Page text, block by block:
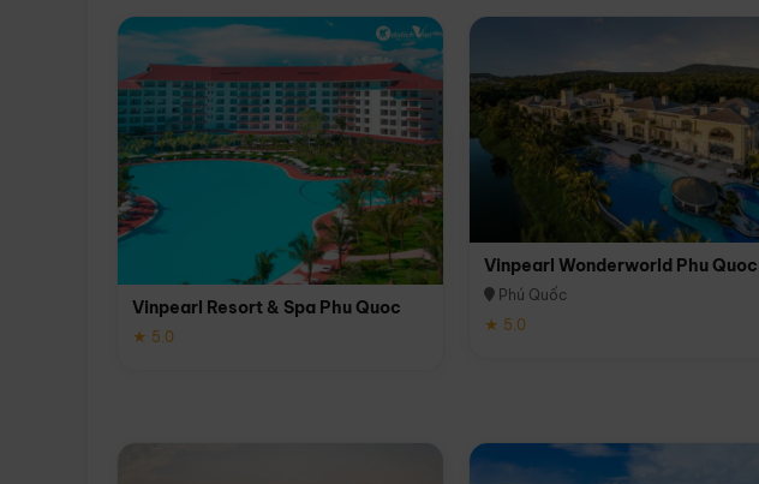
Vinpearl Resort & Spa Phu Quoc
★ 5.0
Vinpearl Wonderworld Phu Quoc
Phú Quốc
★ 5.0